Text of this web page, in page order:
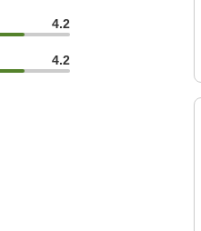
4.2
4.2